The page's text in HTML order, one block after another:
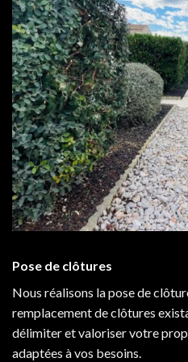
Pose de clôtures
Nous réalisons la pose de
remplacement de clôtures
délimiter et valoriser votre
adaptées à vos besoins.